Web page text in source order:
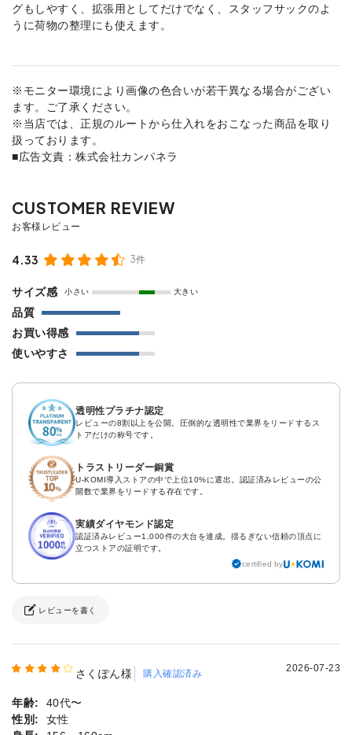
グもしやすく、拡張用としてだけでなく、スタッフサックのよ
うに荷物の整理にも使えます。
※モニター環境により画像の色合いが若干異なる場合がござい
ます。ご了承ください。
※当店では、正規のルートから仕入れをおこなった商品を取り
扱っております。
■広告文責：株式会社カンパネラ
4.33 3件
サイズ感 小さい 大きい
品質
お買い得感
使いやすさ
透明性プラチナ認定
レビューの8割以上を公開。圧倒的な透明性で業界をリードするス
トアだけの称号です。
トラストリーダー銅賞
U-KOMI導入ストアの中で上位10%に選出。認証済みレビューの公
開数で業界をリードする存在です。
実績ダイヤモンド認定
認証済みレビュー1,000件の大台を達成。揺るぎない信頼の頂点に
立つストアの証明です。
certified by
レビューを書く
さくぽん様 購入確認済み 2026-07-23
年齢:
40代〜
性別:
女性